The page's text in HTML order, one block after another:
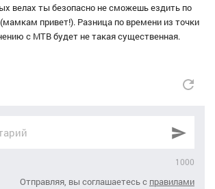
велах ты безопасно не сможешь ездить по
привет!). Разница по времени из точки
с МТВ будет не такая существенная.
1000
Отправляя, вы соглашаетесь с правилами